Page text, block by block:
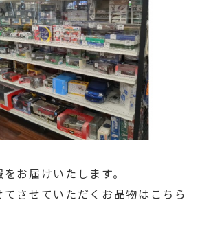
お届けいたします。
させていただくお品物はこちら